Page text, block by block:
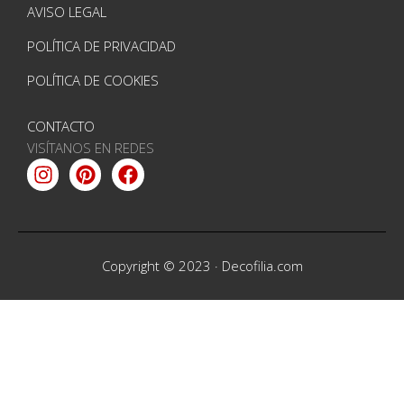
AVISO LEGAL
POLÍTICA DE PRIVACIDAD
POLÍTICA DE COOKIES
CONTACTO
VISÍTANOS EN REDES
Instagram
PinterestFacebook
Copyright © 2023 · Decofilia.com